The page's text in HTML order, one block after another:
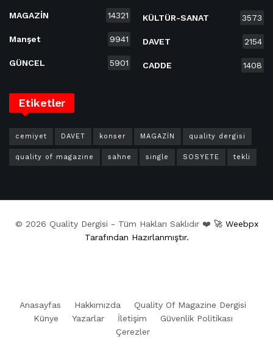
MAGAZİN 14321
Manşet 9941
GÜNCEL 5901
KÜLTÜR-SANAT 3573
DAVET 2154
CADDE 1408
Etiketler
cemiyet DAVET konser MAGAZİN quality dergisi
quality of magazine sahne single SOSYETE tekli
© 2026 Quality Dergisi - Tüm Hakları Saklıdır ❤️ 🚀 Weebpx
Tarafından Hazırlanmıştır.
Anasayfas Hakkımızda
Quality Of Magazine Dergisi
Künye
Yazarlar İletişim
Güvenlik Politikası
Çerezler